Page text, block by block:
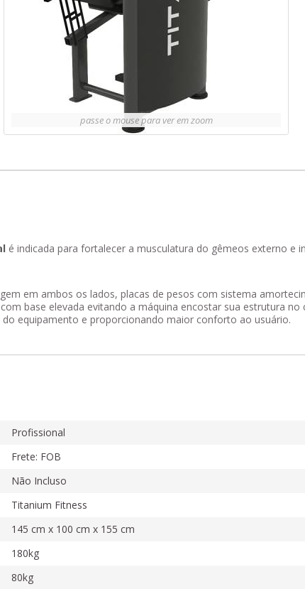
passe o mouse para ver em zoom
é indicada para fortalecer a musculatura do gêmeos externo e
em ambos os lados, placas de pesos com sistema
base elevada evitando a máquina encostar sua estrutura
equipamento e proporcionando maior conforto ao usuário.
Profissional
Frete: FOB
Não Incluso
Titanium Fitness
145 cm x 100 cm x 155 cm
180kg
80kg